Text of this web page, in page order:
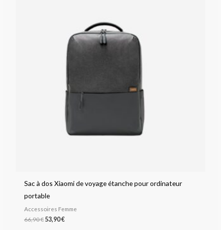
Sac à dos Xiaomi de voyage étanche pour ordinateur
portable
Accessoires Femme
66,90€53,90€